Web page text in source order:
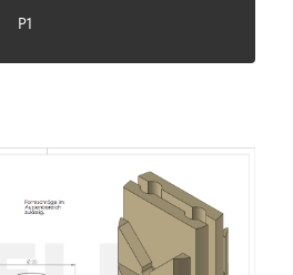
P1